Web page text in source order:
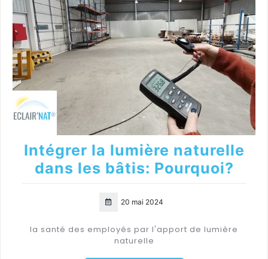
Intégrer la lumière naturelle
dans les bâtis: Pourquoi?
20 mai 2024
la santé des employés par l'apport de lumière
naturelle